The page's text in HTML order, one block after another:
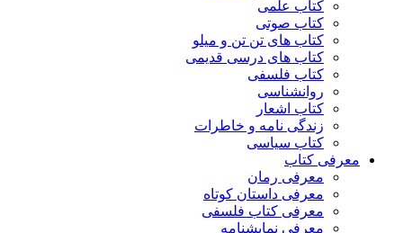
کتاب علمی
کتاب صوتی
کتاب های تن تن و میلو
کتاب های درسی قدیمی
کتاب فلسفی
روانشناسی
کتاب اشعار
زندگی نامه و خاطرات
کتاب سیاسی
معرفی کتاب
معرفی رمان
معرفی داستان کوتاه
معرفی کتاب فلسفی
معرفی نمایشنامه